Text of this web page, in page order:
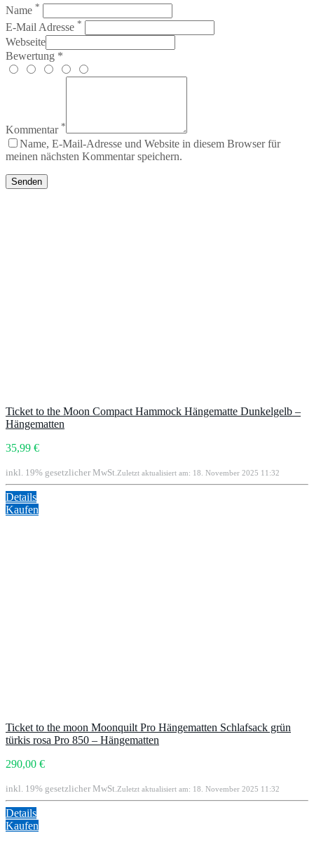
Name *
E-Mail Adresse *
Webseite
Bewertung *
Kommentar *
Name, E-Mail-Adresse und Website in diesem Browser für
meinen nächsten Kommentar speichern.
Ticket to the Moon Compact Hammock Hängematte Dunkelgelb –
Hängematten
35,99 €
inkl. 19% gesetzlicher MwSt.Zuletzt aktualisiert am: 18. November 2025 11:32
Details
Kaufen
Ticket to the moon Moonquilt Pro Hängematten Schlafsack grün
türkis rosa Pro 850 – Hängematten
290,00 €
inkl. 19% gesetzlicher MwSt.Zuletzt aktualisiert am: 18. November 2025 11:32
Details
Kaufen